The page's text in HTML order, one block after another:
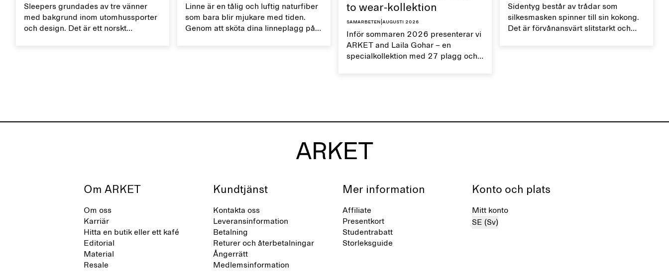
Sleepers grundades av tre vänner
med bakgrund inom utomhussporter
och design. Det är ett norskt
Linne är en tålig och luftig naturfiber
som bara blir mjukare med tiden.
Genom att sköta dina linneplagg på
to wear-kollektion
Samarbeten augusti 2026
Inför sommaren 2026 presenterar vi
ARKET and Laila Gohar – en
specialkollektion med 27 plagg och
Sidentyg består av trådar som
silkesmasken spinner till sin kokong.
Det är förvånansvärt slitstarkt och
Om ARKET
Om oss
Karriär
Hitta en butik eller ett kafé
Editorial
Material
Resale
Kundtjänst
Kontakta oss
Leveransinformation
Betalning
Returer och återbetalningar
Ångerrätt
Medlemsinformation
Mer information
Affiliate
Presentkort
Studentrabatt
Storleksguide
Konto och plats
Mitt konto
SE (Sv)